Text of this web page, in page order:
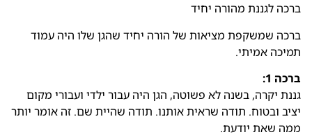
ברכה לגננת מהורה יחיד
ברכה שמשקפת מציאות של הורה יחיד שהגן שלו היה עמוד
תמיכה אמיתי.
ברכה 1:
גננת יקרה, בשנה לא פשוטה, הגן היה עבור ילדי ועבורי מקום
יציב ובטוח. תודה שראית אותנו. תודה שהיית שם. זה אומר יותר
ממה שאת יודעת.